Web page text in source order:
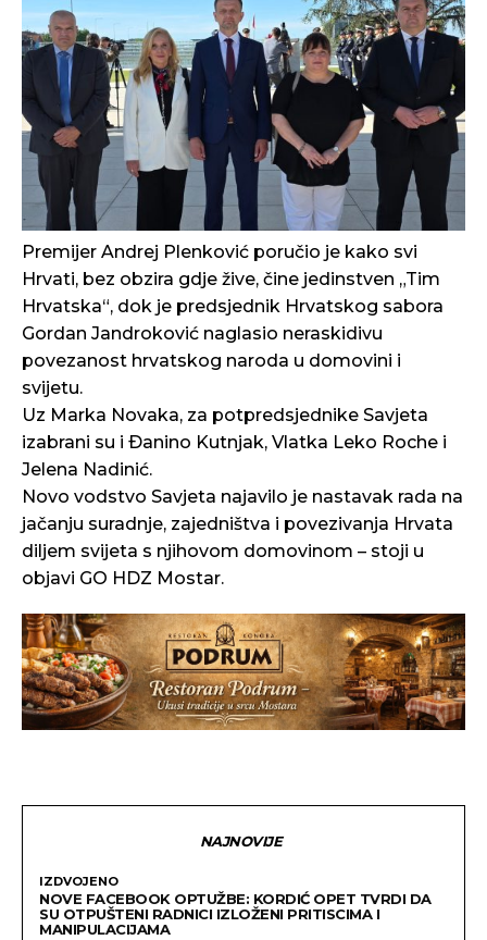
Premijer Andrej Plenković poručio je kako svi
Hrvati, bez obzira gdje žive, čine jedinstven „Tim
Hrvatska“, dok je predsjednik Hrvatskog sabora
Gordan Jandroković naglasio neraskidivu
povezanost hrvatskog naroda u domovini i
svijetu.
Uz Marka Novaka, za potpredsjednike Savjeta
izabrani su i Ðanino Kutnjak, Vlatka Leko Roche i
Jelena Nadinić.
Novo vodstvo Savjeta najavilo je nastavak rada na
jačanju suradnje, zajedništva i povezivanja Hrvata
diljem svijeta s njihovom domovinom – stoji u
objavi GO HDZ Mostar.
NAJNOVIJE
IZDVOJENO
NOVE FACEBOOK OPTUŽBE: KORDIĆ OPET TVRDI DA
SU OTPUŠTENI RADNICI IZLOŽENI PRITISCIMA I
MANIPULACIJAMA